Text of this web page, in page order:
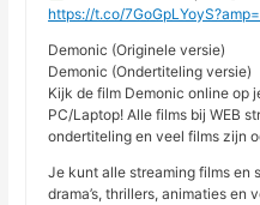
https://t.co/
Demonic (Originele versie)
Demonic (Ondertiteling versie)
Kijk de film Demonic online op
PC/Laptop! Alle films bij WEB
ondertiteling en veel films zijn
Je kunt alle streaming films en
drama’s, thrillers, animaties en